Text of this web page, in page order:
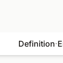
Definition·